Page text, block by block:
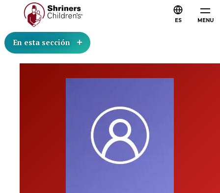
MENU
ES
En esta sección